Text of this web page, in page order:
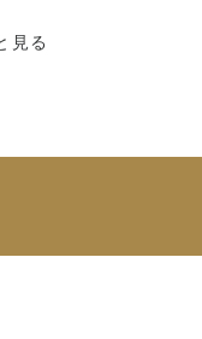
しっとり感と密着力を
ことで、目の中に光が
パラベンフリー。
見る